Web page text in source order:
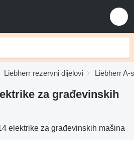
Liebherr rezervni dijelovi Liebherr A-
za građevinskih
elektrike za građevinskih mašina